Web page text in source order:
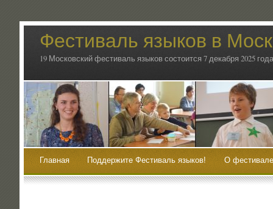
Фестиваль языков в
19 Московский фестиваль языков состоится 7 декабря 2025
Главная Поддержите Фестиваль языков! О